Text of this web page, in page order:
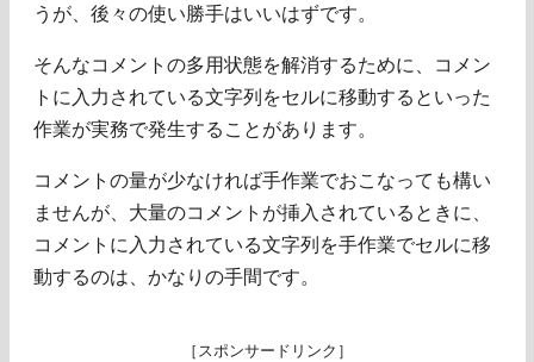
うが、後々の使い勝手はいいはずです。
そんなコメントの多用状態を解消するために、コメン
トに入力されている文字列をセルに移動するといった
作業が実務で発生することがあります。
コメントの量が少なければ手作業でおこなっても構い
ませんが、大量のコメントが挿入されているときに、
コメントに入力されている文字列を手作業でセルに移
動するのは、かなりの手間です。
［スポンサードリンク］